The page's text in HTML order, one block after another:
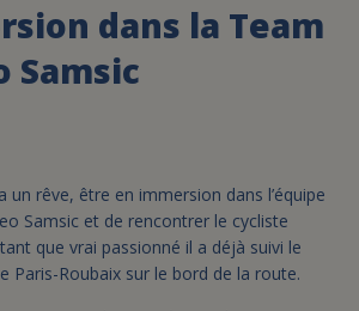
dans la Team
Samsic
un rêve, être en immersion dans l’équipe
Samsic et de rencontrer le cycliste
que vrai passionné il a déjà suivi le
Paris-Roubaix sur le bord de la route.